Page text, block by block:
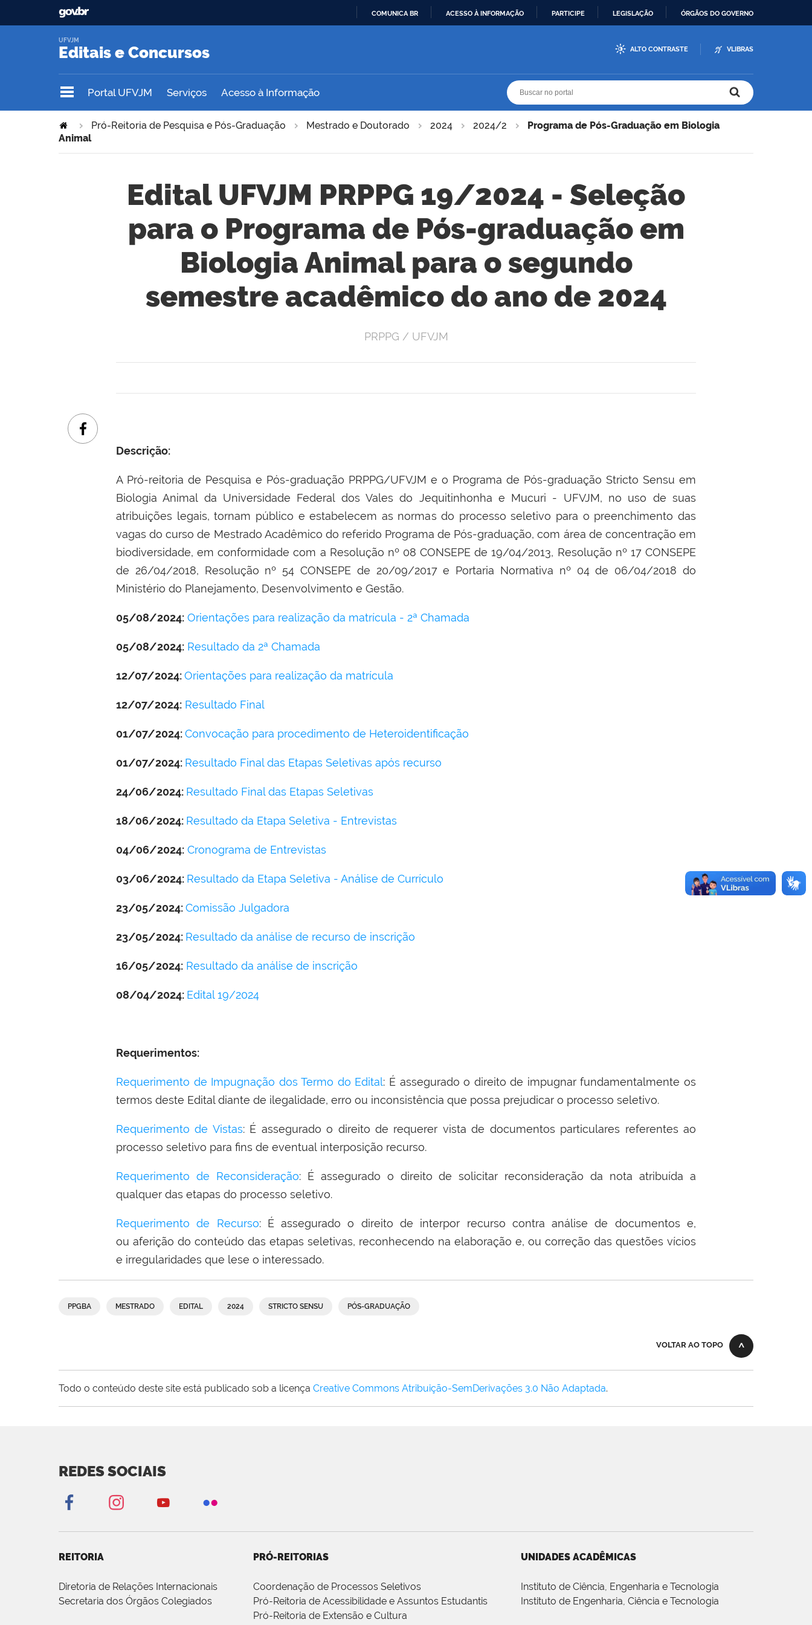
COMUNICA BR ACESSO À INFORMAÇÃO PARTICIPE LEGISLAÇÃO ÓRGÃOS DO GOVERNO
Editais e Concursos
UFVJM
ALTO CONTRASTE VLIBRAS
Portal UFVJM Serviços Acesso à Informação
Pró-Reitoria de Pesquisa e Pós-Graduação Mestrado e Doutorado 2024 2024/2
Programa de Pós-Graduação em Biologia
Animal
Edital UFVJM PRPPG 19/2024 - Seleção
para o Programa de Pós-graduação em
Biologia Animal para o segundo
semestre acadêmico do ano de 2024
PRPPG / UFVJM
Descrição:
A Pró-reitoria de Pesquisa e Pós-graduação PRPPG/UFVJM e o Programa de Pós-graduação Stricto Sensu em
Biologia Animal da Universidade Federal dos Vales do Jequitinhonha e Mucuri - UFVJM, no uso de suas
atribuições legais, tornam público e estabelecem as normas do processo seletivo para o preenchimento das
vagas do curso de Mestrado Acadêmico do referido Programa de Pós-graduação, com área de concentração em
biodiversidade, em conformidade com a Resolução nº 08 CONSEPE de 19/04/2013, Resolução nº 17 CONSEPE
de 26/04/2018, Resolução nº 54 CONSEPE de 20/09/2017 e Portaria Normativa nº 04 de 06/04/2018 do
Ministério do Planejamento, Desenvolvimento e Gestão.
05/08/2024: Orientações para realização da matrícula - 2ª Chamada
05/08/2024: Resultado da 2ª Chamada
12/07/2024:Orientações para realização da matrícula
12/07/2024: Resultado Final
01/07/2024:Convocação para procedimento de Heteroidentificação
01/07/2024: Resultado Final das Etapas Seletivas após recurso
24/06/2024: Resultado Final das Etapas Seletivas
18/06/2024: Resultado da Etapa Seletiva - Entrevistas
04/06/2024: Cronograma de Entrevistas
03/06/2024: Resultado da Etapa Seletiva - Análise de Currículo
23/05/2024:Comissão Julgadora
23/05/2024: Resultado da análise de recurso de inscrição
16/05/2024: Resultado da análise de inscrição
08/04/2024: Edital 19/2024
Requerimentos:
Requerimento de Impugnação dos Termo do Edital: É assegurado o direito de impugnar fundamentalmente os
termos deste Edital diante de ilegalidade, erro ou inconsistência que possa prejudicar o processo seletivo.
Requerimento de Vistas: É assegurado o direito de requerer vista de documentos particulares referentes ao
processo seletivo para fins de eventual interposição recurso.
Requerimento de Reconsideração: É assegurado o direito de solicitar reconsideração da nota atribuída a
qualquer das etapas do processo seletivo.
Requerimento de Recurso: É assegurado o direito de interpor recurso contra análise de documentos e,
ou aferição do conteúdo das etapas seletivas, reconhecendo na elaboração e, ou correção das questões vícios
e irregularidades que lese o interessado.
PPGBA MESTRADO EDITAL 2024 STRICTO SENSU PÓS-GRADUAÇÃO
VOLTAR AO TOPO
Todo o conteúdo deste site está publicado sob a licença Creative Commons Atribuição-SemDerivações 3.0 Não Adaptada.
REDES SOCIAIS
REITORIA
Diretoria de Relações Internacionais
Secretaria dos Órgãos Colegiados
PRÓ-REITORIAS
Coordenação de Processos Seletivos
Pró-Reitoria de Acessibilidade e Assuntos Estudantis
Pró-Reitoria de Extensão e Cultura
UNIDADES ACADÊMICAS
Instituto de Ciência, Engenharia e Tecnologia
Instituto de Engenharia, Ciência e Tecnologia